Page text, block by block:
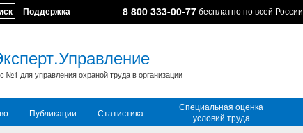
Поддержка 8 800 333-00-77бесплатно по всей России
№1 для управления охраной труда в организации
Публикации Статистика
Специальная оценка
условий труда